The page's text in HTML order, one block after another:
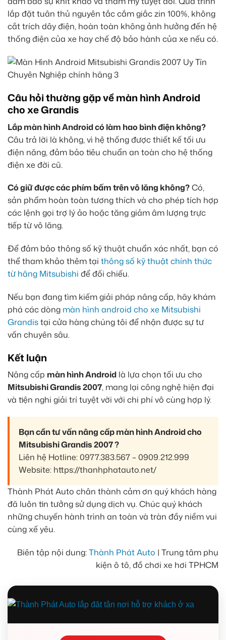
lắp đặt tuân thủ nguyên tắc cắm giắc zin 100%, không
cắt trích dây điện, hoàn toàn không ảnh hưởng đến hệ
thống điện của xe hay chế độ bảo hành của xe nếu có.
Câu hỏi thường gặp về màn hình Android
cho xe Grandis
Lắp màn hình Android có làm hao bình điện không?
Câu trả lời là không, vì hệ thống được thiết kế tối ưu
điện năng, đảm bảo tiêu chuẩn an toàn cho hệ thống
điện xe đời cũ.
Có giữ được các phím bấm trên vô lăng không?Có,
sản phẩm hoàn toàn tương thích và cho phép tích hợp
các lệnh gọi trợ lý ảo hoặc tăng giảm âm lượng trực
tiếp từ vô lăng.
Để đảm bảo thông số kỹ thuật chuẩn xác nhất, bạn có
thể tham khảo thêm tại thông số kỹ thuật chính thức
từ hãng Mitsubishi để đối chiếu.
Nếu bạn đang tìm kiếm giải pháp nâng cấp, hãy khám
phá các dòng màn hình android cho xe Mitsubishi
Grandistại cửa hàng chúng tôi để nhận được sự tư
vấn chuyên sâu.
Kết luận
Nâng cấp màn hình Android là lựa chọn tối ưu cho
Mitsubishi Grandis 2007, mang lại công nghệ hiện đại
và tiện nghi giải trí tuyệt vời với chi phí vô cùng hợp lý.
Bạn cần tư vấn nâng cấp màn hình Android cho
Mitsubishi Grandis 2007 ?
Liên hệ Hotline: 0977.383.567 – 0909.212.999
Website: https://thanhphatauto.net/
Thành Phát Auto chân thành cảm ơn quý khách hàng
đã luôn tin tưởng sử dụng dịch vụ. Chúc quý khách
những chuyến hành trình an toàn và tràn đầy niềm vui
cùng xế yêu.
Biên tập nội dung:Thành Phát Auto | Trung tâm phụ
kiện ô tô, đồ chơi xe hơi TPHCM